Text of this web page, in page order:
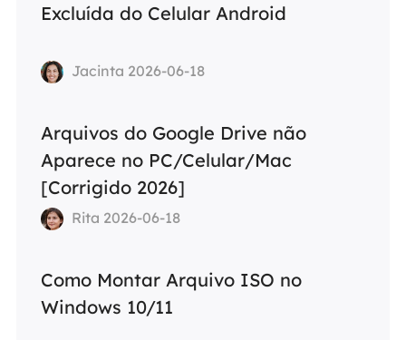
Excluída do Celular Android
Jacinta 2026-06-18
Arquivos do Google Drive não
Aparece no PC/Celular/Mac
[Corrigido 2026]
Rita 2026-06-18
Como Montar Arquivo ISO no
Windows 10/11